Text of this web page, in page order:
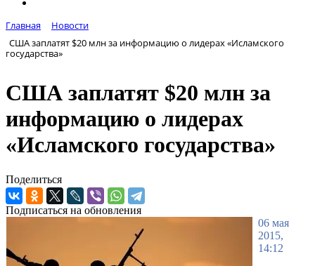
Главная
Новости
США заплатят $20 млн за информацию о лидерах «Исламского
государства»
США заплатят $20 млн за
информацию о лидерах
«Исламского государства»
Поделиться
Подписаться на обновления
06 мая
2015,
14:12